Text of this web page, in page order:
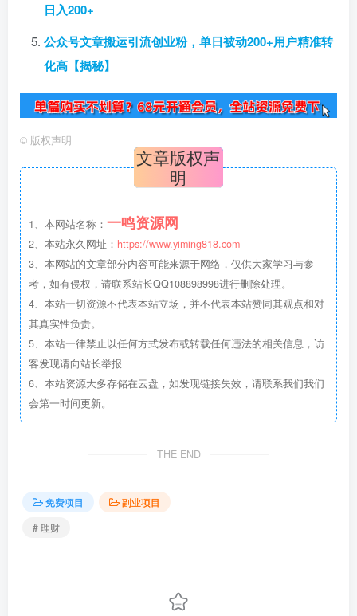
日入200+
公众号文章搬运引流创业粉，单日被动200+用户精准转
化高【揭秘】
© 版权声明
文章版权声
明
1、本网站名称： 一鸣资源网
2、本站永久网址： https://www.yiming818.com
3、本网站的文章部分内容可能来源于网络，仅供大家学习与参
考，如有侵权，请联系站长QQ108898998进行删除处理。
4、本站一切资源不代表本站立场，并不代表本站赞同其观点和对
其真实性负责。
5、本站一律禁止以任何方式发布或转载任何违法的相关信息，访
客发现请向站长举报
6、本站资源大多存储在云盘，如发现链接失效，请联系我们我们
会第一时间更新。
THE END
免费项目
副业项目
# 理财